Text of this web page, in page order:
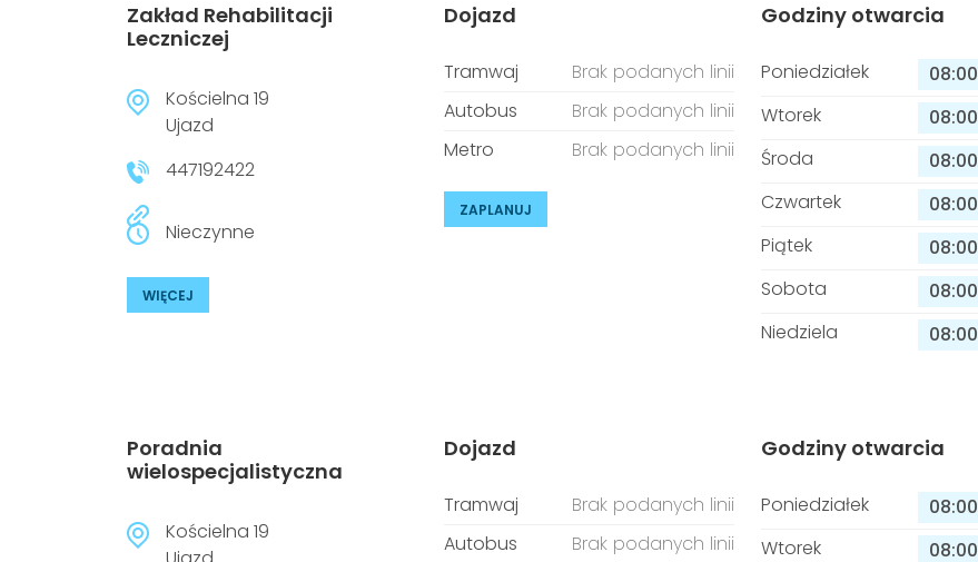
Zakład Rehabilitacji
Leczniczej
Kościelna 19
Ujazd
447192422
Nieczynne
WIĘCEJ
Dojazd
Tramwaj
Brak podanych linii
Autobus
Brak podanych linii
Metro
Brak podanych linii
ZAPLANUJ
Godziny otwarcia
Poniedziałek 08:00
Wtorek
08:00
Środa
08:00
Czwartek
08:00
Piątek
08:00
Sobota
08:00
Niedziela
08:00
Poradnia
wielospecjalistyczna
Kościelna 19
Dojazd
Tramwaj
Brak podanych linii
Autobus
Brak podanych linii
Godziny otwarcia
Poniedziałek 08:00
Wtorek
08:00